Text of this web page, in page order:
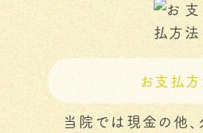
お支払
当院では現金の他、